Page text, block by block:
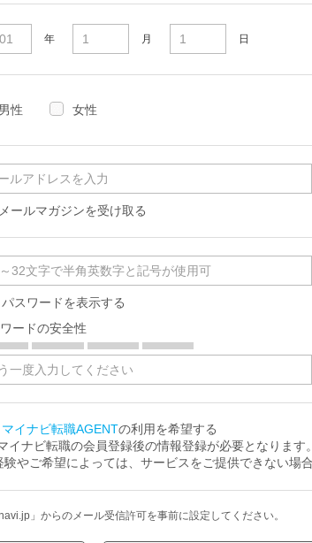
年 月 日
男性 女性
メールマガジンを受け取る
パスワードを表示する
ードの安全性
マイナビ転職AGENTの利用を希望する
イナビ転職の会員登録後の情報登録が必要となります
験やご希望によっては、サービスをご提供できない場
」からのメール受信許可を事前に設定してください。